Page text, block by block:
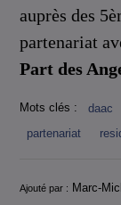
auprès des
partenariat
Part des
Mots clés : daac
partenariat
Ajouté par : Marc-